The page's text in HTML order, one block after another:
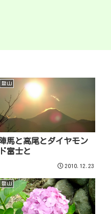
登山
陣馬と高尾とダイヤモン
ド富士と
2010.12.23
登山